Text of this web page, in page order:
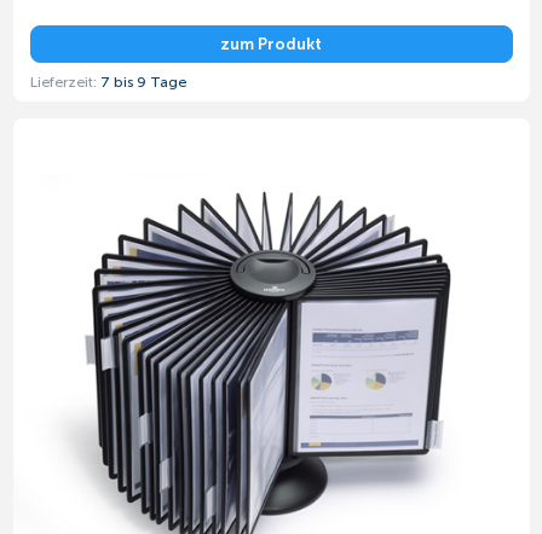
zum Produkt
Lieferzeit: 7 bis 9 Tage